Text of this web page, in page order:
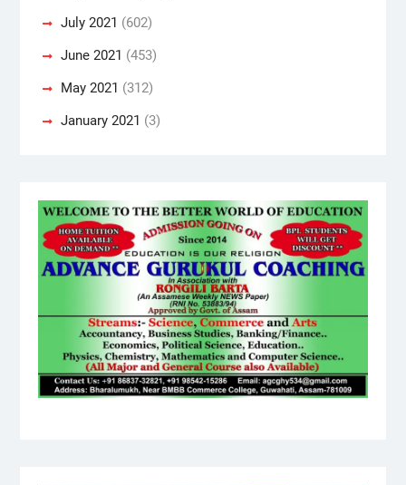
July 2021 (602)
June 2021 (453)
May 2021 (312)
January 2021 (3)